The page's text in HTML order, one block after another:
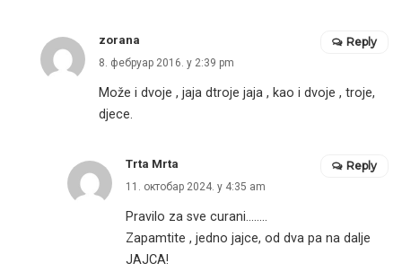
zorana
8. фебруар 2016. у 2:39 pm
Može i dvoje , jaja dtroje jaja , kao i dvoje , troje,
djece.
Reply
Trta Mrta
11. октобар 2024. у 4:35 am
Pravilo za sve curani……..
Zapamtite , jedno jajce, od dva pa na dalje
JAJCA!
Reply